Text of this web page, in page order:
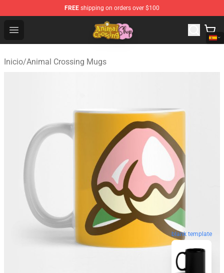
FREE shipping on orders over $100
Open menu
Animal Crossing Shop - Official Animal Crossing
Inicio/Animal Crossing Mugs
blank template